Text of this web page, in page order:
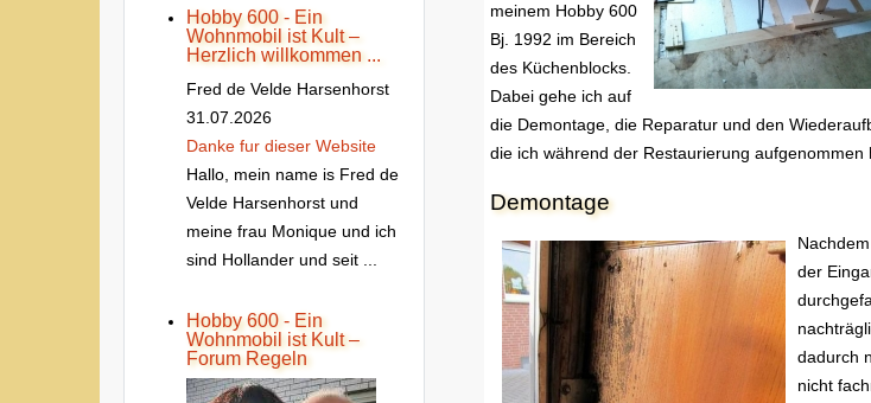
Hobby 600 - Ein
Wohnmobil ist Kult –
Herzlich willkommen ...
Fred de Velde Harsenhorst
31.07.2026
Danke fur dieser Website
Hallo, mein name is Fred de
Velde Harsenhorst und
meine frau Monique und ich
sind Hollander und seit ...
Hobby 600 - Ein
Wohnmobil ist Kult –
Forum Regeln
meinem Hobby 600
Bj. 1992 im Bereich
des Küchenblocks.
Dabei gehe ich auf
die Demontage, die Reparatur und den
die ich während der Restaurierung
Demontage
der
dadurch
nicht